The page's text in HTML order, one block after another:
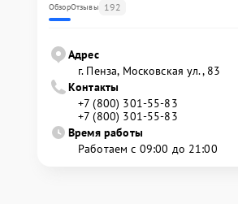
ОбзорОтзывы 192
Адрес
г. Пенза, Московская ул., 83
Контакты
+7 (800) 301-55-83
+7 (800) 301-55-83
Время работы
Работаем с 09:00 до 21:00